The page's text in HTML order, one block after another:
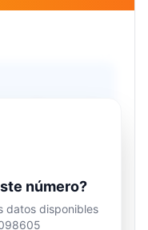
número?
datos disponibles